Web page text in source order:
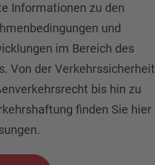
Informationen zu den
und
im Bereich des
Von der Verkehrssicherheit
bis hin zu
finden Sie hier